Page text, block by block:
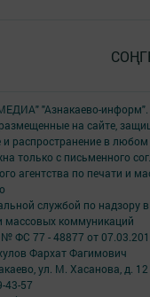
"Азнакаево-
на сайте,
и распространение в
только с письменного
агентства по печати и
службой по надзору в
массовых коммуникаций
ФС 77 - 48877 от
Фархат Фагимович
ул. М. Хасанова, д. 12
43-57